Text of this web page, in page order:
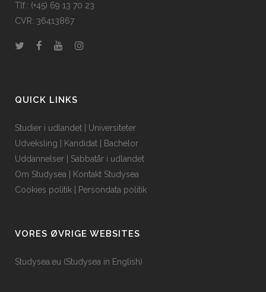
Tlf.: (+45) 69 13 70 23
CVR: 36413867
QUICK LINKS
Studier i udlandet
Universiteter
Udveksling
Kandidat
Bachelor
Uddannelser
Sabbatår i udlandet
Om Studysea
Kontakt Studysea
Cookies politik
Persondata politik
VORES ØVRIGE WEBSITES
Studysea.eu (Studysea in English)